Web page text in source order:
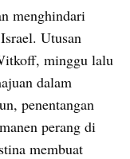
menghindari
Utusan
minggu lalu
dalam
penentangan
perang di
membuat